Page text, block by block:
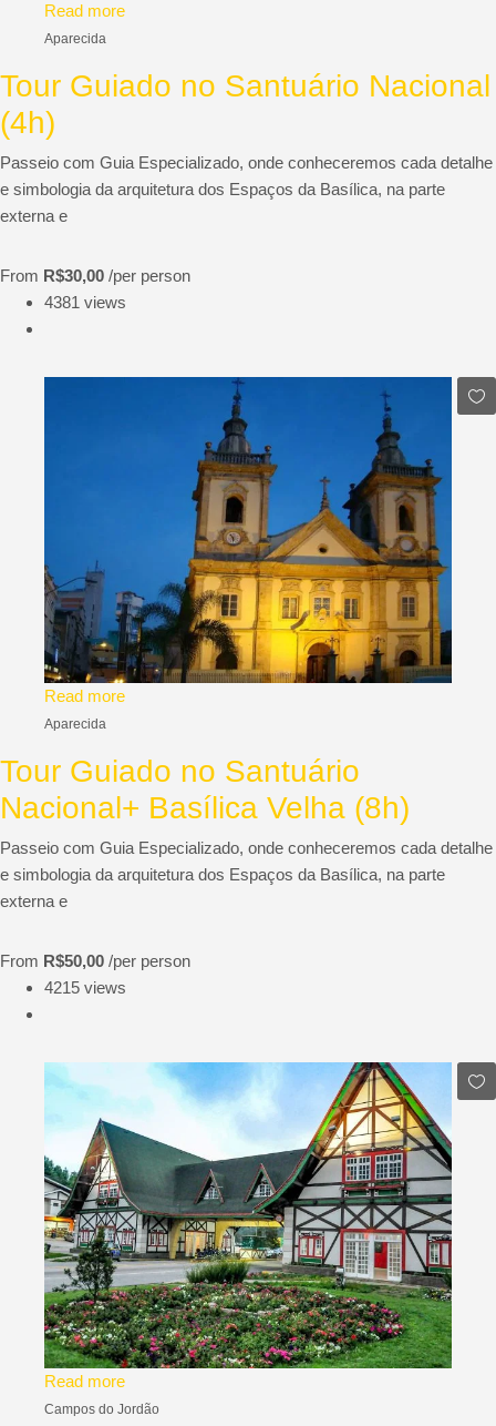
Read more
Aparecida
Tour Guiado no Santuário Nacional
(4h)
Passeio com Guia Especializado, onde conheceremos cada detalhe
e simbologia da arquitetura dos Espaços da Basílica, na parte
externa e
From R$30,00 /per person
4381 views
Read more
Aparecida
Tour Guiado no Santuário
Nacional+ Basílica Velha (8h)
Passeio com Guia Especializado, onde conheceremos cada detalhe
e simbologia da arquitetura dos Espaços da Basílica, na parte
externa e
From R$50,00 /per person
4215 views
Read more
Campos do Jordão